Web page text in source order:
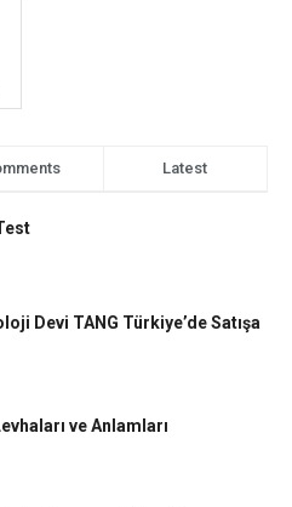
Latest
Devi TANG Türkiye’de Satışa
ve Anlamları